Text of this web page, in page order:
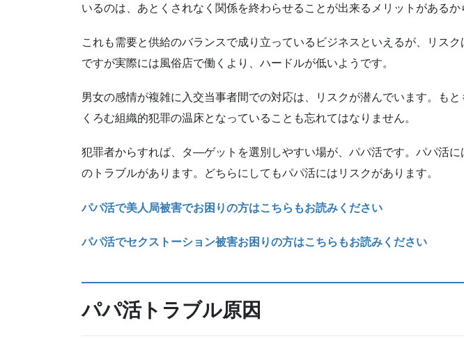
いるのは、あとくされなく関係を終わらせることが出来るメリットがあるか
これも需要と供給のバランスで成り立っているビジネスといえるが、リス
ですが実際には風俗店で働くより、ハードルが低いようです。
男女の感情が複雑に入交当事者間での対応は、リスクが潜んでいます。も
くろむ組織的犯罪の温床となっていることも忘れてはなりません。
犯罪者からすれば、タ―ゲットを選別しやすい場が、パパ活です。パパ活に
のトラブルがあります。どちらにしてもパパ活にはリスクがあります。
パパ活で美人局被害でお困りの方はこちらもお読みください
パパ活でセクストーション被害お困りの方はこちらもお読みください
パパ活トラブル原因